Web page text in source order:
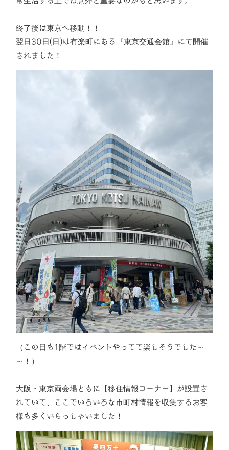
終了後は東京へ移動！！
翌日30日(日)は有楽町にある『東京交通会館』にて開催
されました！
（この日も1階ではイベントやってて楽しそうでした～
～！）
大阪・東京両会場ともに【移住情報コーナー】が設置さ
れていて、ここでいろいろな市町村情報を収集するお客
様も多くいらっしゃいました！